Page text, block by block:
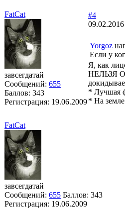
FatCat
завсегдатай
Сообщений: 655
Баллов: 343
Регистрация: 19.06.2009
#4
Yorgoz
Если у
Я, как
НЕЛЬЗЯ
* Лучшая
* На земле
FatCat
завсегдатай
Сообщений: 655 Баллов: 343
Регистрация: 19.06.2009